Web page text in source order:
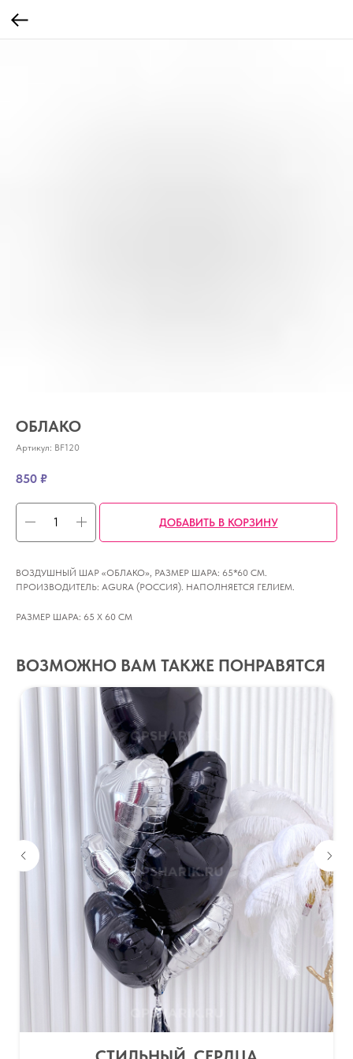
ОБЛАКО
Артикул: BF120
850 ₽
ДОБАВИТЬ В КОРЗИНУ
ВОЗДУШНЫЙ ШАР «ОБЛАКО», РАЗМЕР ШАРА: 65*60 СМ.
ПРОИЗВОДИТЕЛЬ: AGURA (РОССИЯ). НАПОЛНЯЕТСЯ ГЕЛИЕМ.
РАЗМЕР ШАРА: 65 Х 60 СМ
ВОЗМОЖНО ВАМ ТАКЖЕ ПОНРАВЯТСЯ